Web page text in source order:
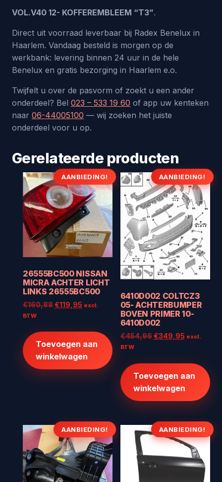
VOL.V40 12- KOFFEREMBLEEM “T3”.
Direct uit voorraad leverbaar bij Radex Benelux in
Haarlem. Vandaag besteld is morgen op de
werkbank: levering binnen 24 uur in de hele
Benelux en gratis bezorging in Haarlem e.o.
Twijfelt u over de pasvorm of zoekt u een ander
onderdeel? Bel 023 – 533 19 60 of app uw kenteken
naar 06-44005100 — wij zoeken het juiste
onderdeel voor u op.
Gerelateerde producten
AANBIEDING!
26555BC500 NISSAN
MICRA ACHTER LICHT
LINKS 26555BC500
€160,88Oorspronkelijke
€119,95 Huidige
€119,95.
excl.
BTW
Toevoegen aan
winkelwagen
AANBIEDING!
6410D002 COLTCZ3
05- ACHTERBUMPER
BOVEN PRIMER 10-
6410D002
€454,96 Oorspronkelijke
€349,95Huidige
€349,95.
excl.
BTW
Toevoegen aan
winkelwagen
AANBIEDING! AANBIEDING!